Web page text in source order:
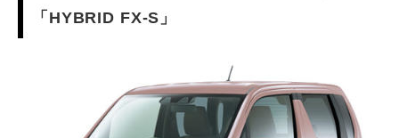
「HYBRID FX-S」